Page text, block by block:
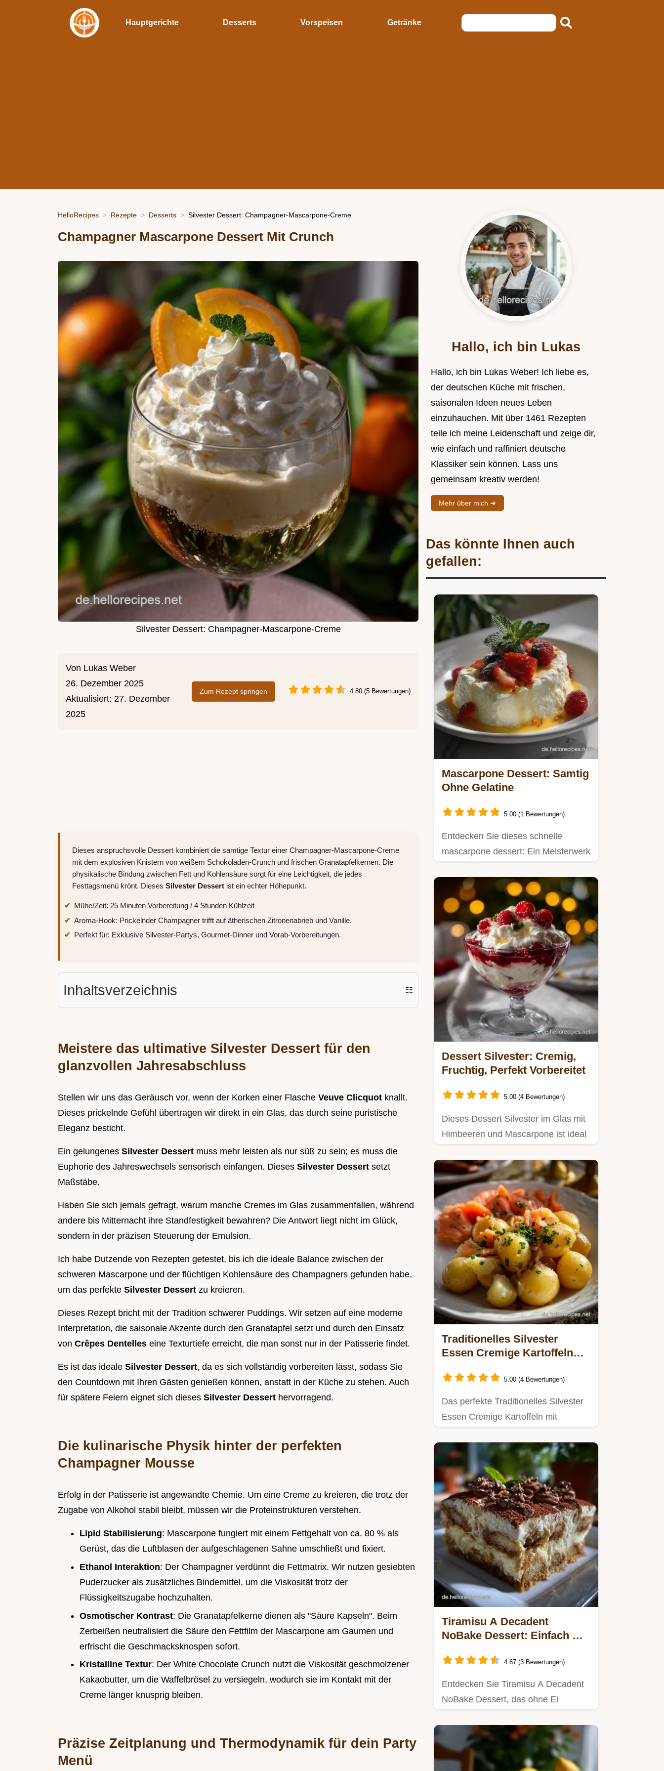
Hauptgerichte Desserts Vorspeisen Getränke
HelloRecipes Rezepte Desserts Silvester Dessert: Champagner-Mascarpone-Creme
Champagner Mascarpone Dessert Mit Crunch
Silvester Dessert: Champagner-Mascarpone-Creme
Von Lukas Weber
26. Dezember 2025
Aktualisiert: 27. Dezember
2025
Zum Rezept springen 4.80 (5 Bewertungen)
Dieses anspruchsvolle Dessert kombiniert die samtige Textur einer Champagner-Mascarpone-Creme
mit dem explosiven Knistern von weißem Schokoladen-Crunch und frischen Granatapfelkernen. Die
physikalische Bindung zwischen Fett und Kohlensäure sorgt für eine Leichtigkeit, die jedes
Festtagsmenü krönt. Dieses Silvester Dessert ist ein echter Höhepunkt.
Mühe/Zeit: 25 Minuten Vorbereitung / 4 Stunden Kühlzeit
Aroma-Hook: Prickelnder Champagner trifft auf ätherischen Zitronenabrieb und Vanille.
Perfekt für: Exklusive Silvester-Partys, Gourmet-Dinner und Vorab-Vorbereitungen.
Inhaltsverzeichnis ☷
Meistere das ultimative Silvester Dessert für den
glanzvollen Jahresabschluss
Stellen wir uns das Geräusch vor, wenn der Korken einer Flasche Veuve Clicquot knallt.
Dieses prickelnde Gefühl übertragen wir direkt in ein Glas, das durch seine puristische
Eleganz besticht.
Ein gelungenes Silvester Dessert muss mehr leisten als nur süß zu sein; es muss die
Euphorie des Jahreswechsels sensorisch einfangen. Dieses Silvester Dessert setzt
Maßstäbe.
Haben Sie sich jemals gefragt, warum manche Cremes im Glas zusammenfallen, während
andere bis Mitternacht ihre Standfestigkeit bewahren? Die Antwort liegt nicht im Glück,
sondern in der präzisen Steuerung der Emulsion.
Ich habe Dutzende von Rezepten getestet, bis ich die ideale Balance zwischen der
schweren Mascarpone und der flüchtigen Kohlensäure des Champagners gefunden habe,
um das perfekte Silvester Dessert zu kreieren.
Dieses Rezept bricht mit der Tradition schwerer Puddings. Wir setzen auf eine moderne
Interpretation, die saisonale Akzente durch den Granatapfel setzt und durch den Einsatz
von Crêpes Dentelles eine Texturtiefe erreicht, die man sonst nur in der Patisserie findet.
Es ist das ideale Silvester Dessert, da es sich vollständig vorbereiten lässt, sodass Sie
den Countdown mit Ihren Gästen genießen können, anstatt in der Küche zu stehen. Auch
für spätere Feiern eignet sich dieses Silvester Dessert hervorragend.
Die kulinarische Physik hinter der perfekten
Champagner Mousse
Erfolg in der Patisserie ist angewandte Chemie. Um eine Creme zu kreieren, die trotz der
Zugabe von Alkohol stabil bleibt, müssen wir die Proteinstrukturen verstehen.
Lipid Stabilisierung: Mascarpone fungiert mit einem Fettgehalt von ca. 80 % als
Gerüst, das die Luftblasen der aufgeschlagenen Sahne umschließt und fixiert.
Ethanol Interaktion: Der Champagner verdünnt die Fettmatrix. Wir nutzen gesiebten
Puderzucker als zusätzliches Bindemittel, um die Viskosität trotz der
Flüssigkeitszugabe hochzuhalten.
Osmotischer Kontrast: Die Granatapfelkerne dienen als "Säure Kapseln". Beim
Zerbeißen neutralisiert die Säure den Fettfilm der Mascarpone am Gaumen und
erfrischt die Geschmacksknospen sofort.
Kristalline Textur: Der White Chocolate Crunch nutzt die Viskosität geschmolzener
Kakaobutter, um die Waffelbrösel zu versiegeln, wodurch sie im Kontakt mit der
Creme länger knusprig bleiben.
Präzise Zeitplanung und Thermodynamik für dein Party
Menü
Hallo, ich bin Lukas
Hallo, ich bin Lukas Weber! Ich liebe es,
der deutschen Küche mit frischen,
saisonalen Ideen neues Leben
einzuhauchen. Mit über 1461 Rezepten
teile ich meine Leidenschaft und zeige dir,
wie einfach und raffiniert deutsche
Klassiker sein können. Lass uns
gemeinsam kreativ werden!
Mehr über mich ➜
Das könnte Ihnen auch
gefallen:
Mascarpone Dessert: Samtig
Ohne Gelatine
5.00 (1 Bewertungen)
Entdecken Sie dieses schnelle
mascarpone dessert: Ein Meisterwerk
Dessert Silvester: Cremig,
Fruchtig, Perfekt Vorbereitet
5.00 (4 Bewertungen)
Dieses Dessert Silvester im Glas mit
Himbeeren und Mascarpone ist ideal
Traditionelles Silvester
Essen Cremige Kartoffeln
5.00 (4 Bewertungen)
Das perfekte Traditionelles Silvester
Essen Cremige Kartoffeln mit
Tiramisu A Decadent
NoBake Dessert: Einfach &
4.67 (3 Bewertungen)
Entdecken Sie Tiramisu A Decadent
NoBake Dessert, das ohne Ei